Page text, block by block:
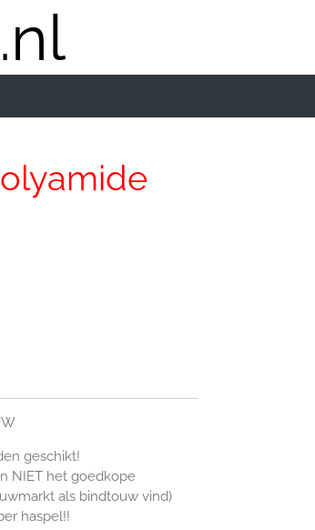
geschikt!
NIET het goedkope
als bindtouw vind)
haspel!!